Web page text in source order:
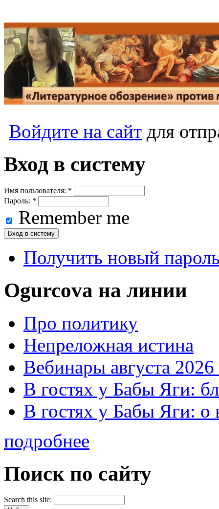
Войдите на сайт для
Вход в систему
Имя пользователя: *
Пароль: *
Remember me
Получить новый
Ogurcova на линии
Про политику
Непреложная истина
Вебинары августа 2026
В гостях у Бабы Яги:
В гостях у Бабы Яги:
подробнее
Поиск по сайту
Search this site: